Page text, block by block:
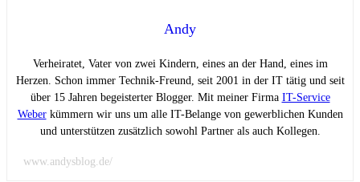
Andy
Verheiratet, Vater von zwei Kindern, eines an der Hand, eines im
Herzen. Schon immer Technik-Freund, seit 2001 in der IT tätig und seit
über 15 Jahren begeisterter Blogger. Mit meiner Firma IT-Service
Weberkümmern wir uns um alle IT-Belange von gewerblichen Kunden
und unterstützen zusätzlich sowohl Partner als auch Kollegen.
www.andysblog.de/